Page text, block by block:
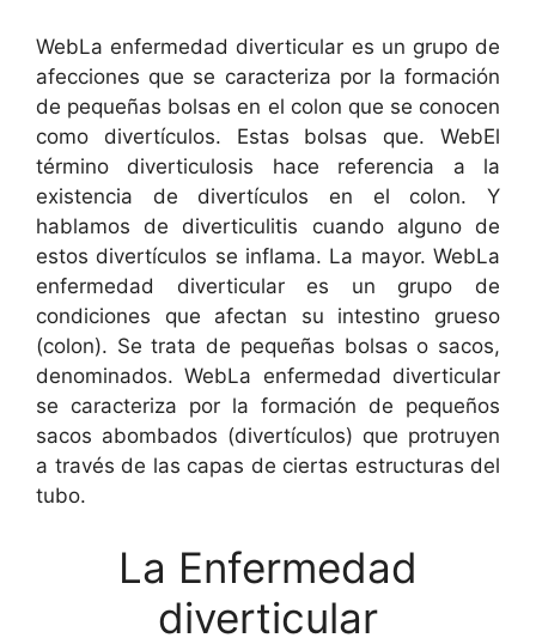
WebLa enfermedad diverticular es un grupo de
afecciones que se caracteriza por la formación
de pequeñas bolsas en el colon que se conocen
como divertículos. Estas bolsas que. WebEl
término diverticulosis hace referencia a la
existencia de divertículos en el colon. Y
hablamos de diverticulitis cuando alguno de
estos divertículos se inflama. La mayor. WebLa
enfermedad diverticular es un grupo de
condiciones que afectan su intestino grueso
(colon). Se trata de pequeñas bolsas o sacos,
denominados. WebLa enfermedad diverticular
se caracteriza por la formación de pequeños
sacos abombados (divertículos) que protruyen
a través de las capas de ciertas estructuras del
tubo.
La Enfermedad
diverticular